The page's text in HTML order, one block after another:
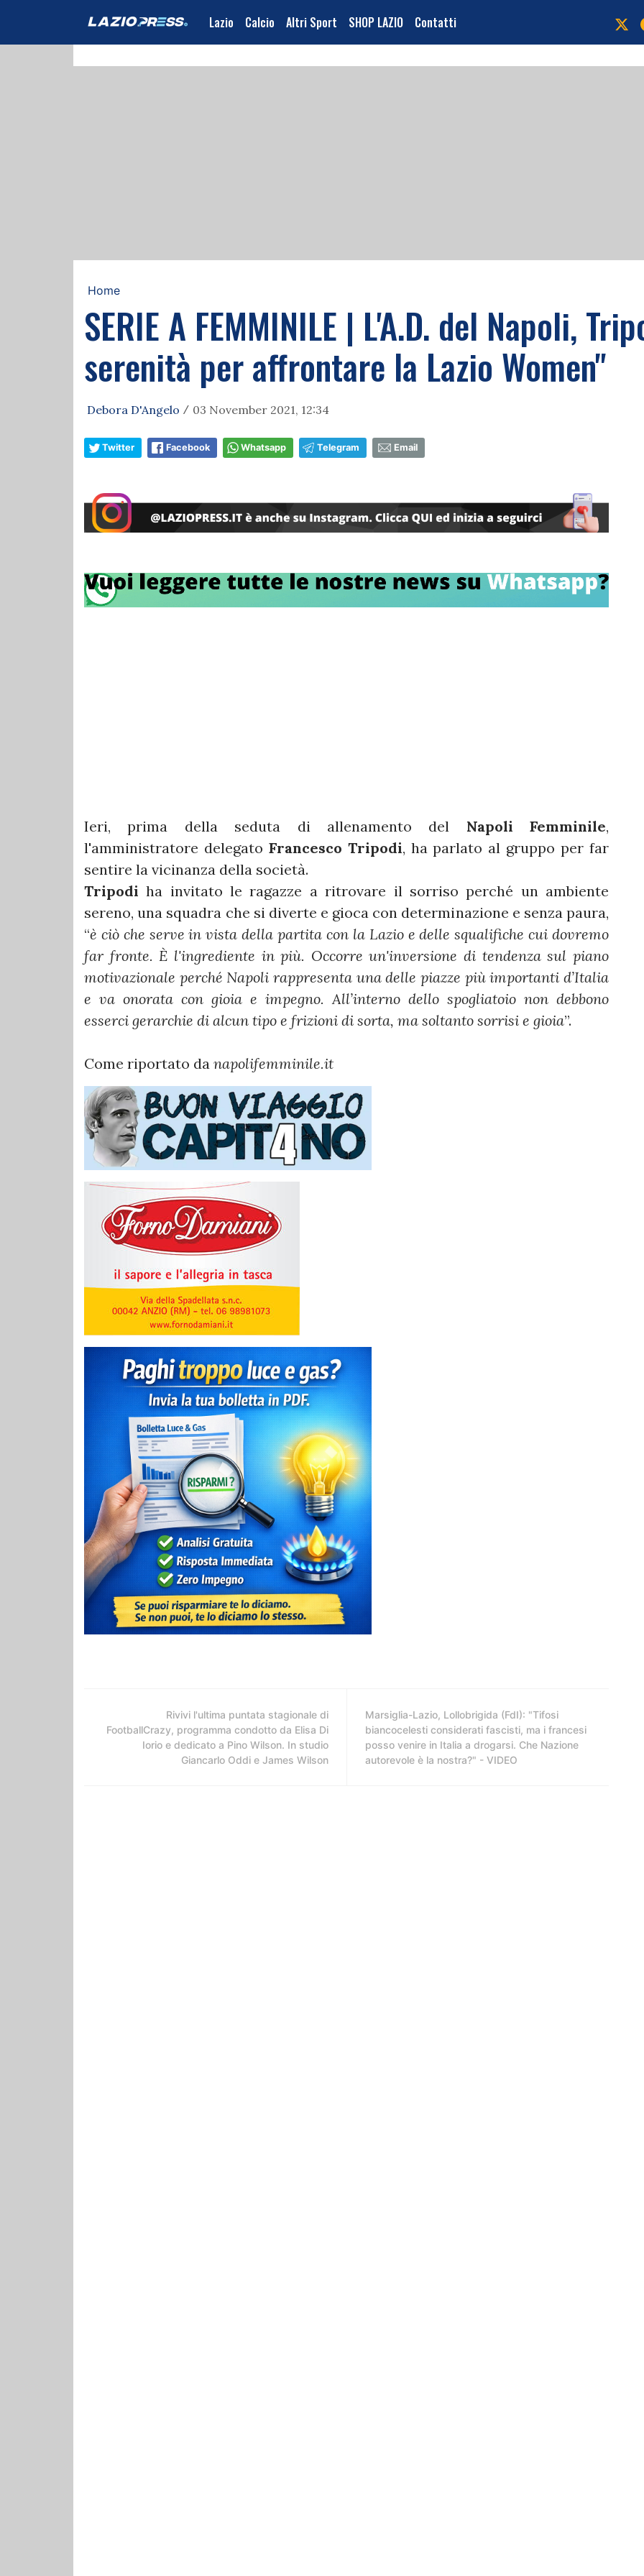
Lazio Calcio Altri Sport SHOP LAZIO Contatti
Home
SERIE A FEMMINILE | L'A.D. del Napoli,
serenità per affrontare la Lazio Women"
Debora D'Angelo / 03 November 2021, 12:34
Twitter Facebook Whatsapp Telegram Email
Ieri, prima della seduta di allenamento del Napoli Femminile,
l'amministratore delegato Francesco Tripodi, ha parlato al gruppo per far
sentire la vicinanza della società.
Tripodi ha invitato le ragazze a ritrovare il sorriso perché un ambiente
sereno, una squadra che si diverte e gioca con determinazione e senza paura,
“è ciò che serve in vista della partita con la Lazio e delle squalifiche cui dovremo
far fronte. È l'ingrediente in più. Occorre un'inversione di tendenza sul piano
motivazionale perché Napoli rappresenta una delle piazze più importanti d’Italia
e va onorata con gioia e impegno. All’interno dello spogliatoio non debbono
esserci gerarchie di alcun tipo e frizioni di sorta, ma soltanto sorrisi e gioia”.
Come riportato da napolifemminile.it
Rivivi l'ultima puntata stagionale di
FootballCrazy, programma condotto da Elisa Di
Iorio e dedicato a Pino Wilson. In studio
Giancarlo Oddi e James Wilson
Marsiglia-Lazio, Lollobrigida (FdI): "Tifosi
biancocelesti considerati fascisti, ma i francesi
posso venire in Italia a drogarsi. Che Nazione
autorevole è la nostra?" - VIDEO